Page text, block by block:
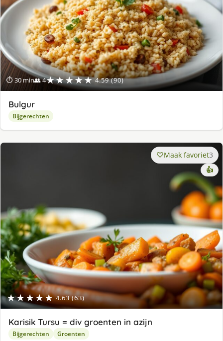
⏱ 30 min👥 4★★★★★ 4.59 (90)
Bulgur
Bijgerechten
★★★★★ 4.63 (63)
Maak favoriet3
👍
Karisik Tursu = div groenten in azijn
Bijgerechten Groenten